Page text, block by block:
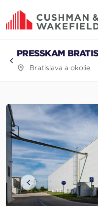
hlavný
obsah
PRESSKAM
Bratislava a okolie